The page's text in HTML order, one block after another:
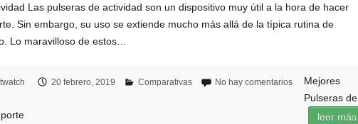
Las pulseras de actividad son un dispositivo muy útil a la hora de hacer
Sin embargo, su uso se extiende mucho más allá de la típica rutina de
Lo maravilloso de estos…
20 febrero, 2019 Comparativas No hay comentarios
Mejores
Pulseras de
leer más